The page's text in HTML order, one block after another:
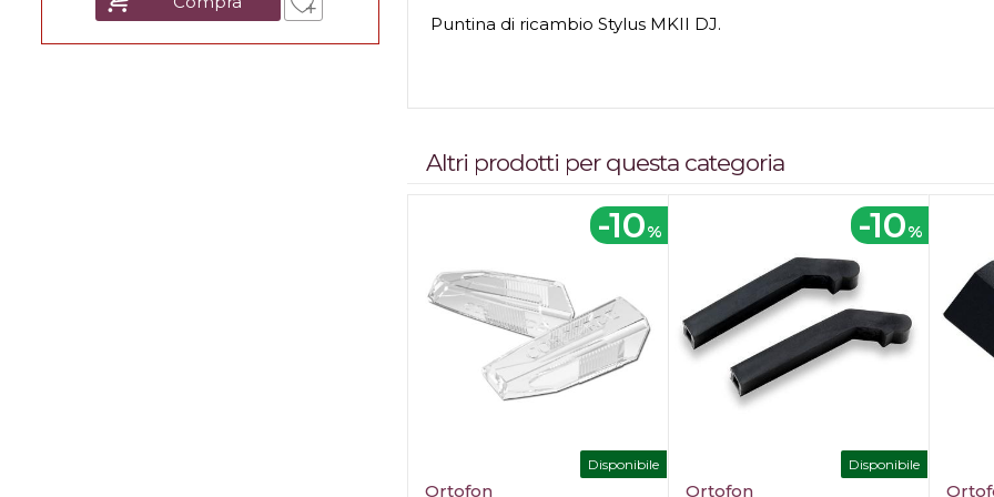
Puntina di ricambio Stylus MKII DJ.
Altri prodotti per questa categoria
-10%
Disponibile
Ortofon
-10%
Disponibile
Ortofon